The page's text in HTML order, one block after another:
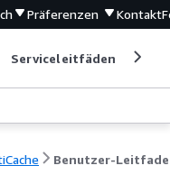
Präferenzen Kontakt
Serviceleitfäden
Benutzer-